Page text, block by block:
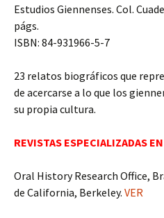
Estudios Giennenses. Col.
págs.
ISBN: 84-931966-5-7
23 relatos biográficos que
de acercarse a lo que los
su propia cultura.
REVISTAS ESPECIALIZADAS
Oral History Research Office,
de California, Berkeley. VER